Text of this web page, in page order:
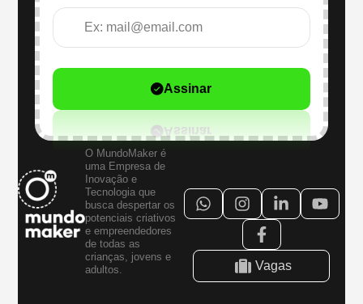
Assinar
O MundoMaker é
uma Empresa de
Inovação e
Tecnologia que
busca despertar os
potenciais criativos
e empreendedores
de todas as
crianças, jovens e
adultos.
Vagas